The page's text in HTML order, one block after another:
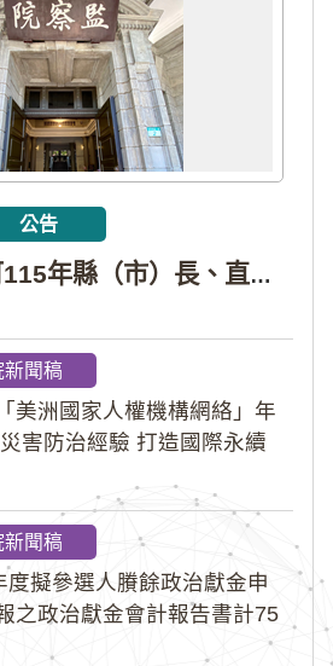
公告本院許可115年縣（市）長、直轄市議員、縣（市）議員擬參選人開立政治獻金專戶共計4戶。各專戶得收受政治獻金期間為自專戶許可設立日起至115年11月27日止，專戶名冊詳如附件。
公告
新聞稿
美洲國家人權機構網絡」年
害防治經驗 打造國際永續
新聞稿
度擬參選人賸餘政治獻金申
之政治獻金會計報告書計75